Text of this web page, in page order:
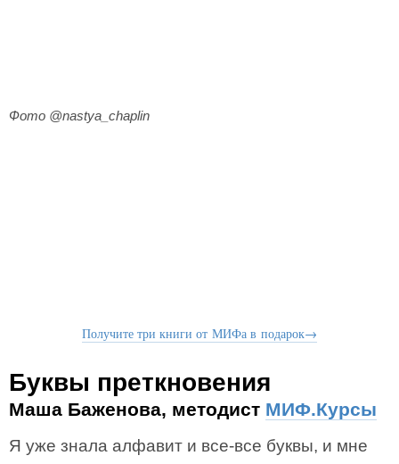
Фото @nastya_chaplin
Получите три книги от МИФа в подарок→
Буквы преткновения
Маша Баженова, методист МИФ.Курсы
Я уже знала алфавит и все-все буквы, и мне